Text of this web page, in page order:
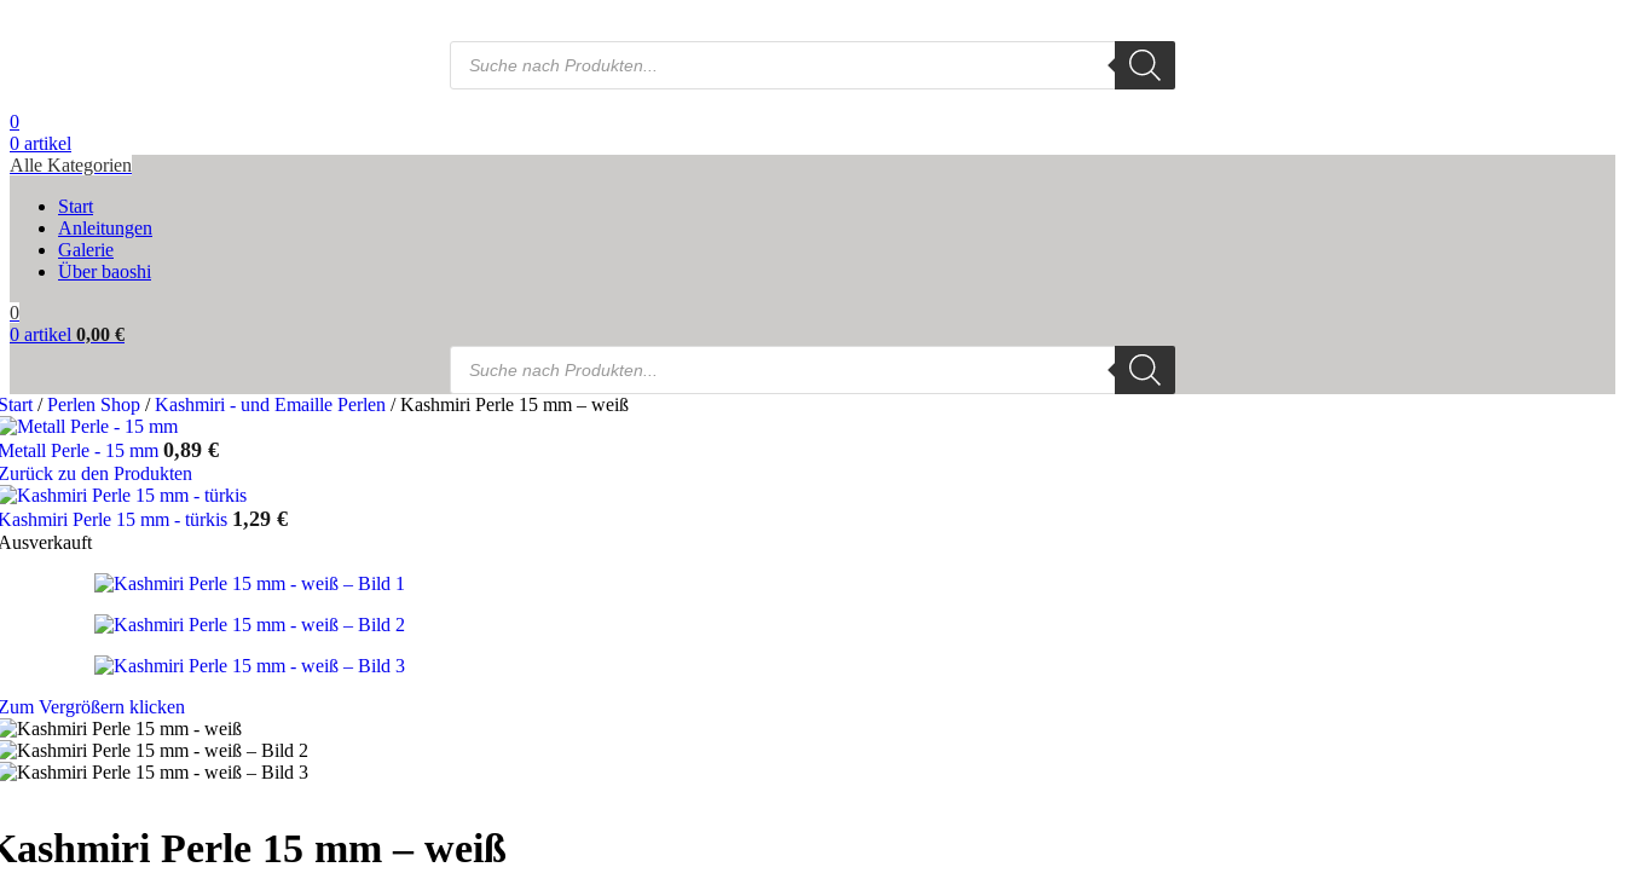
Products
search
0
0 artikel
Alle Kategorien
Start
Anleitungen
Galerie
Über baoshi
0
0 artikel 0,00 €
Products
search
/ Perlen Shop / Kashmiri - und Emaille Perlen / Kashmiri Perle 15 mm – weiß
Perle - 15 mm 0,89 €
zu den Produkten
Perle 15 mm - türkis 1,29 €
Vergrößern klicken
Perle 15 mm – weiß